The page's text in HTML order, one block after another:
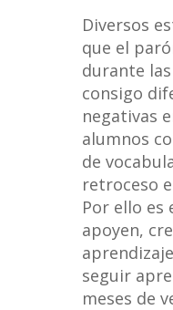
Diversos
que el
durante
consigo
negativas
alumnos
de
retroceso
Por ello es
apoyen,
seguir
meses de